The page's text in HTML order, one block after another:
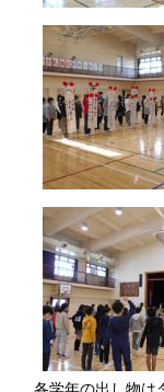
各学年の出し物は